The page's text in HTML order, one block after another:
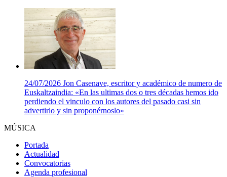
24/07/2026 Jon Casenave, escritor y académico de numero de
Euskaltzaindia: «En las ultimas dos o tres décadas hemos ido
perdiendo el vinculo con los autores del pasado casi sin
advertirlo y sin proponérnoslo»
MÚSICA
Portada
Actualidad
Convocatorias
Agenda profesional